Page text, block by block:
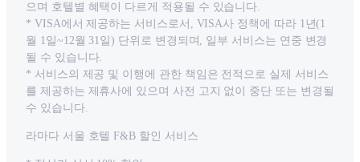
으며 호텔별 혜택이 다르게 적용될 수 있습니다.
* VISA에서 제공하는 서비스로서, VISA사 정책에 따라 1년(1
월 1일~12월 31일) 단위로 변경되며, 일부 서비스는 연중 변경
될 수 있습니다.
* 서비스의 제공 및 이행에 관한 책임은 전적으로 실제 서비스
를 제공하는 제휴사에 있으며 사전 고지 없이 중단 또는 변경될
수 있습니다.
라마다 서울 호텔 F&B 할인 서비스